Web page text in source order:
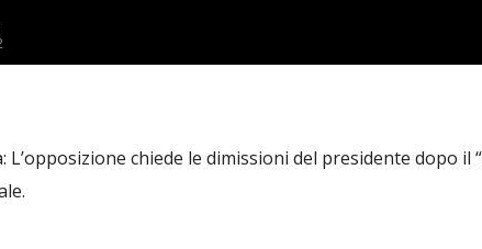
L’opposizione chiede le dimissioni del presidente dopo il